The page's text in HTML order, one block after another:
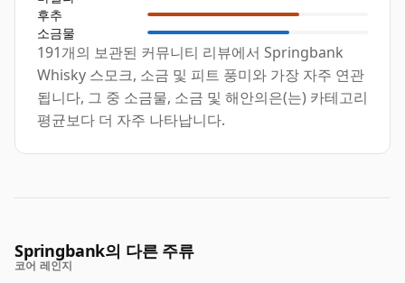
후추
소금물
191개의 보관된 커뮤니티 리뷰에서 Springbank
Whisky 스모크, 소금 및 피트 풍미와 가장 자주 연관
됩니다, 그 중 소금물, 소금 및 해안의은(는) 카테고리
평균보다 더 자주 나타납니다.
Springbank의 다른 주류
코어 레인지